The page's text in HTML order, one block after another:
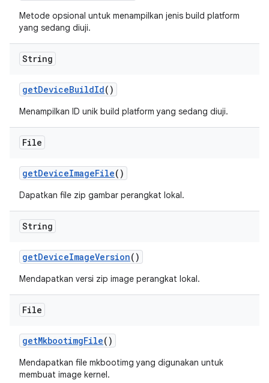
Metode opsional untuk menampilkan jenis build platform
yang sedang diuji.
String
getDeviceBuildId()
Menampilkan ID unik build platform yang sedang diuji.
File
getDeviceImageFile()
Dapatkan file zip gambar perangkat lokal.
String
getDeviceImageVersion()
Mendapatkan versi zip image perangkat lokal.
File
getMkbootimgFile()
Mendapatkan file mkbootimg yang digunakan untuk
membuat image kernel.